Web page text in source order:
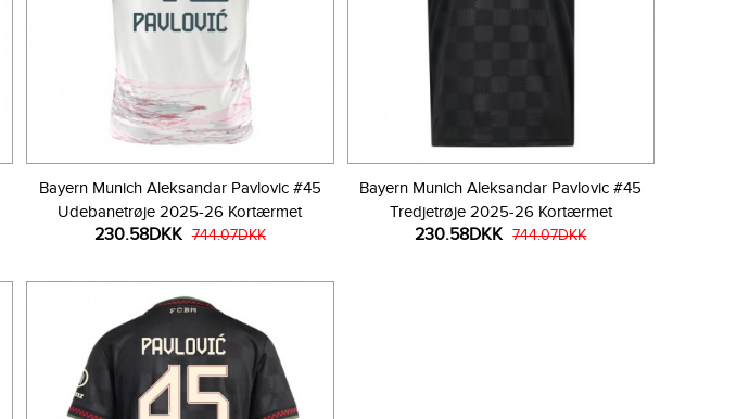
Bayern Munich Aleksandar Pavlovic #45
Udebanetrøje 2025-26 Kortærmet
230.58DKK 744.07DKK
Bayern Munich Aleksandar Pavlovic #45
Tredjetrøje 2025-26 Kortærmet
230.58DKK 744.07DKK